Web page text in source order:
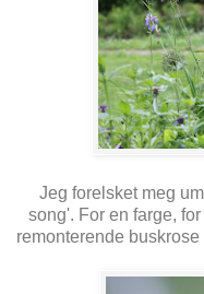
Jeg forelsket meg
song'. For en farge,
remonterende